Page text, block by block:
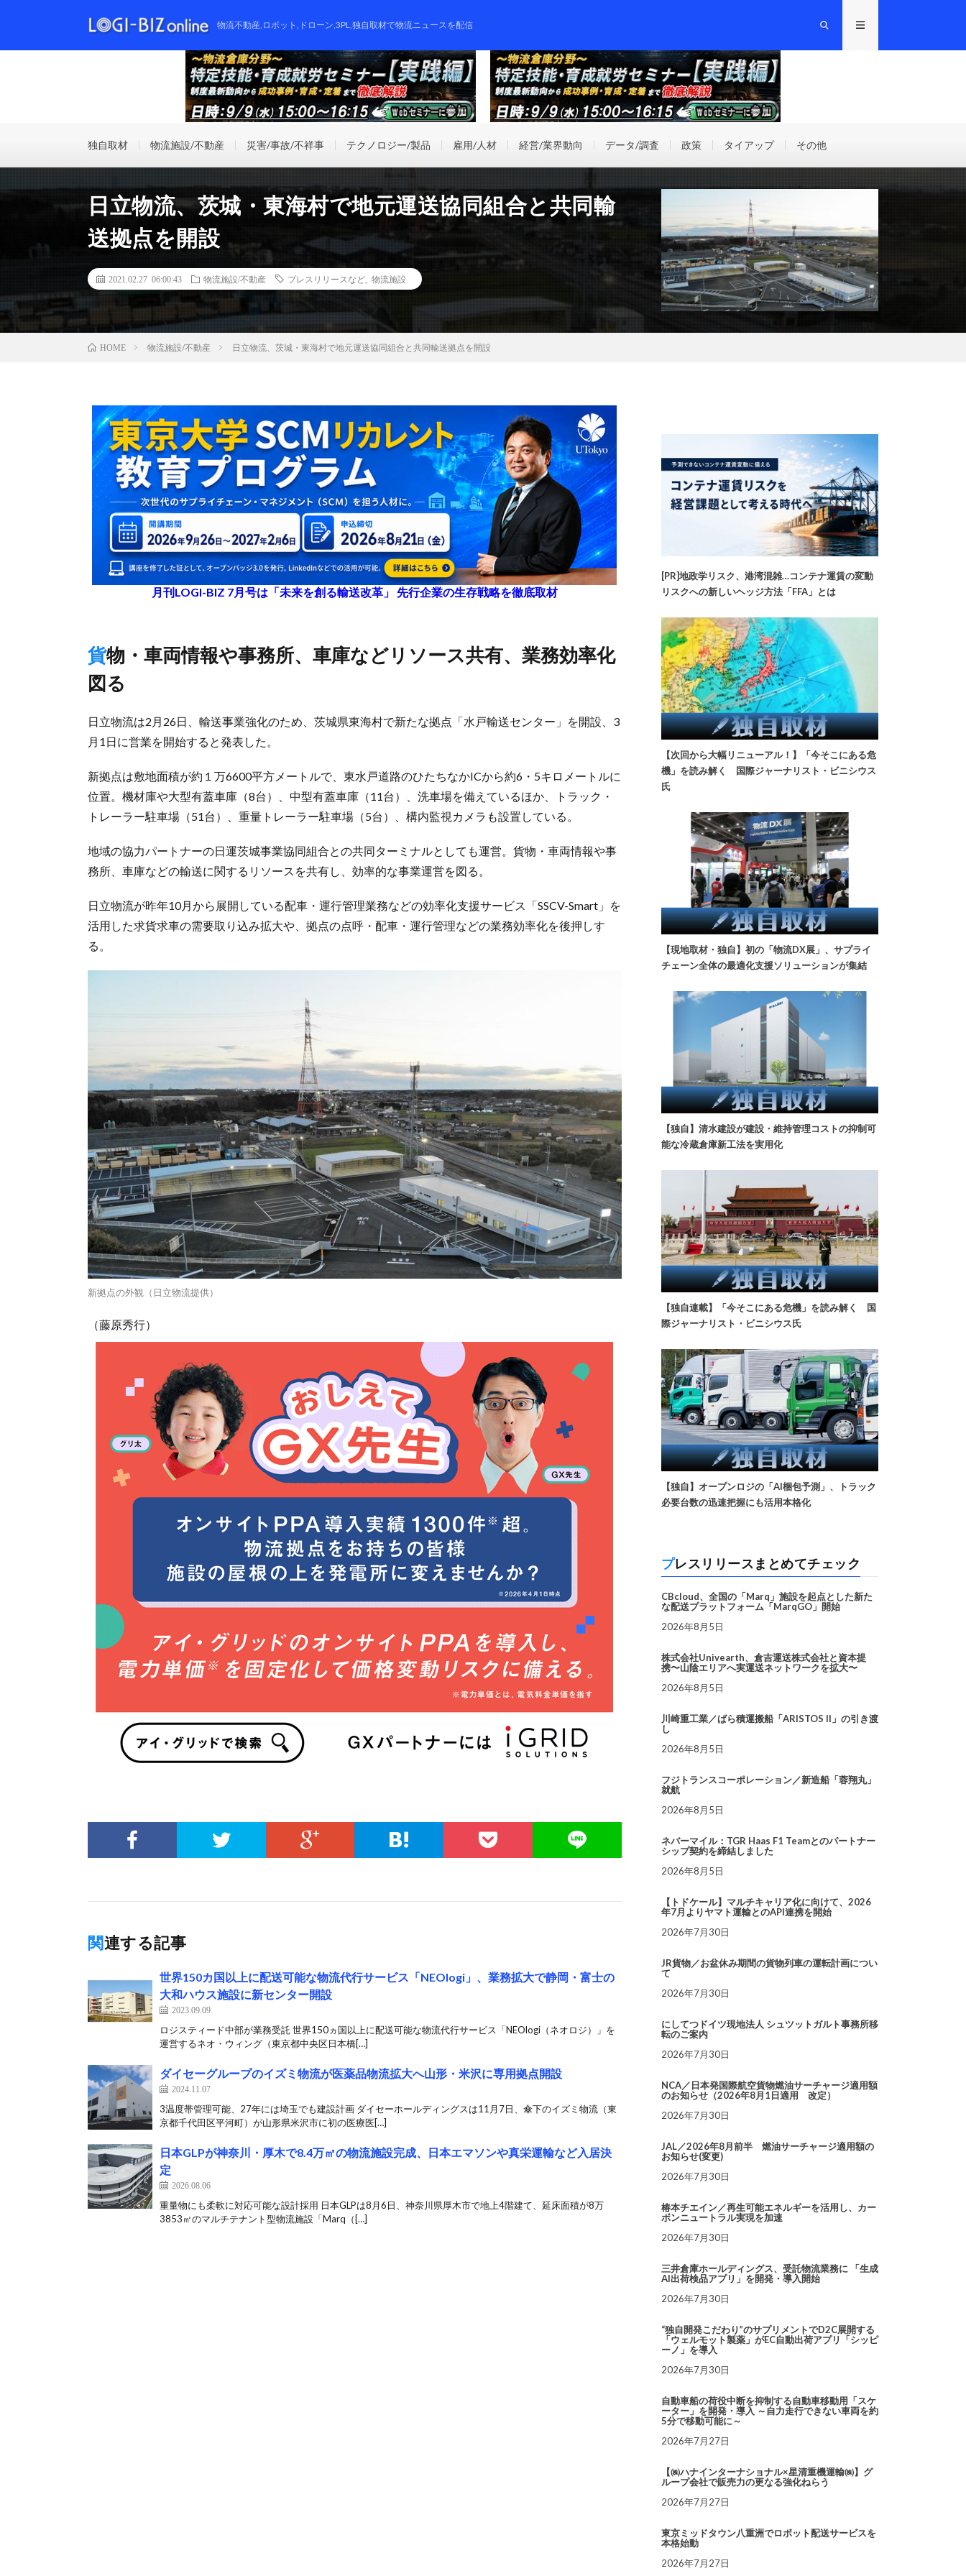
物流不動産,ロボット,ドローン,3PL,独自取材で物流ニュースを配信
独自取材 物流施設/不動産 災害/事故/不祥事 テクノロジー/製品 雇用/人材 経営/業界動向 データ/調査 政策 タイアップ その他
日立物流、茨城・東海村で地元運送協同組合と共同輸
送拠点を開設
2021.02.27 06:00:43 物流施設/不動産 プレスリリースなど 物流施設
HOME 物流施設/不動産 日立物流、茨城・東海村で地元運送協同組合と共同輸送拠点を開設
月刊LOGI-BIZ 7月号は「未来を創る輸送改革」 先行企業の生存戦略を徹底取材
貨物・車両情報や事務所、車庫などリソース共有、業務効率化
図る
日立物流は2月26日、輸送事業強化のため、茨城県東海村で新たな拠点「水戸輸送センター」を開設、3
月1日に営業を開始すると発表した。
新拠点は敷地面積が約１万6600平方メートルで、東水戸道路のひたちなかICから約6・5キロメートルに
位置。機材庫や大型有蓋車庫（8台）、中型有蓋車庫（11台）、洗車場を備えているほか、トラック・
トレーラー駐車場（51台）、重量トレーラー駐車場（5台）、構内監視カメラも設置している。
地域の協力パートナーの日運茨城事業協同組合との共同ターミナルとしても運営。貨物・車両情報や事
務所、車庫などの輸送に関するリソースを共有し、効率的な事業運営を図る。
日立物流が昨年10月から展開している配車・運行管理業務などの効率化支援サービス「SSCV-Smart」を
活用した求貨求車の需要取り込み拡大や、拠点の点呼・配車・運行管理などの業務効率化を後押しす
る。
新拠点の外観（日立物流提供）
（藤原秀行）
関連する記事
世界150カ国以上に配送可能な物流代行サービス「NEOlogi」、業務拡大で静岡・富士の
大和ハウス施設に新センター開設
2023.09.09
ロジスティード中部が業務受託 世界150ヵ国以上に配送可能な物流代行サービス「NEOlogi（ネオロジ）」を
運営するネオ・ウィング（東京都中央区日本橋[…]
ダイセーグループのイズミ物流が医薬品物流拡大へ山形・米沢に専用拠点開設
2024.11.07
3温度帯管理可能、27年には埼玉でも建設計画 ダイセーホールディングスは11月7日、傘下のイズミ物流（東
京都千代田区平河町）が山形県米沢市に初の医療医[…]
日本GLPが神奈川・厚木で8.4万㎡の物流施設完成、日本エマソンや真栄運輸など入居決
定
2026.08.06
重量物にも柔軟に対応可能な設計採用 日本GLPは8月6日、神奈川県厚木市で地上4階建て、延床面積が8万
3853㎡のマルチテナント型物流施設「Marq（[…]
[PR]地政学リスク、港湾混雑…コンテナ運賃の変動
リスクへの新しいヘッジ方法「FFA」とは
【次回から大幅リニューアル！】「今そこにある危
機」を読み解く 国際ジャーナリスト・ビニシウス
氏
【現地取材・独自】初の「物流DX展」、サプライ
チェーン全体の最適化支援ソリューションが集結
【独自】清水建設が建設・維持管理コストの抑制可
能な冷蔵倉庫新工法を実用化
【独自連載】「今そこにある危機」を読み解く 国
際ジャーナリスト・ビニシウス氏
【独自】オープンロジの「AI梱包予測」、トラック
必要台数の迅速把握にも活用本格化
プレスリリースまとめてチェック
CBcloud、全国の「Marq」施設を起点とした新た
な配送プラットフォーム「MarqGO」開始
2026年8月5日
株式会社Univearth、倉吉運送株式会社と資本提
携〜山陰エリアへ実運送ネットワークを拡大〜
2026年8月5日
川崎重工業／ばら積運搬船「ARISTOS II」の引き渡
し
2026年8月5日
フジトランスコーポレーション／新造船「蓉翔丸」
就航
2026年8月5日
ネバーマイル：TGR Haas F1 Teamとのパートナー
シップ契約を締結しました
2026年8月5日
【トドケール】マルチキャリア化に向けて、2026
年7月よりヤマト運輸とのAPI連携を開始
2026年7月30日
JR貨物／お盆休み期間の貨物列車の運転計画につい
て
2026年7月30日
にしてつドイツ現地法人 シュツットガルト事務所移
転のご案内
2026年7月30日
NCA／日本発国際航空貨物燃油サーチャージ適用額
のお知らせ（2026年8月1日適用 改定）
2026年7月30日
JAL／2026年8月前半 燃油サーチャージ適用額の
お知らせ(変更)
2026年7月30日
椿本チエイン／再生可能エネルギーを活用し、カー
ボンニュートラル実現を加速
2026年7月30日
三井倉庫ホールディングス、受託物流業務に 「生成
AI出荷検品アプリ」を開発・導入開始
2026年7月30日
“独自開発こだわり”のサプリメントでD2C展開する
「ウェルモット製薬」がEC自動出荷アプリ「シッピ
ーノ」を導入
2026年7月30日
自動車船の荷役中断を抑制する自動車移動用「スケ
ーター」を開発・導入 ～自力走行できない車両を約
5分で移動可能に～
2026年7月27日
【㈱ハナインターナショナル×星清重機運輸㈱】グ
ループ会社で販売力の更なる強化ねらう
2026年7月27日
東京ミッドタウン八重洲でロボット配送サービスを
本格始動
2026年7月27日